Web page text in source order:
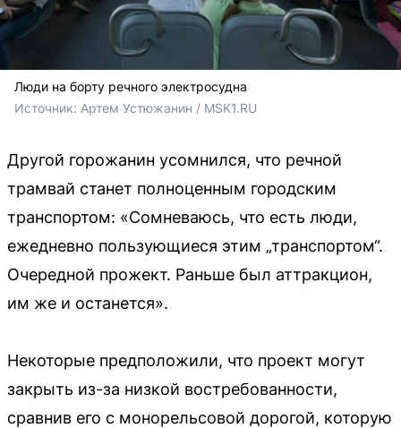
Люди на борту речного электросудна
Источник: Артем Устюжанин / MSK1.RU
Другой горожанин усомнился, что речной
трамвай станет полноценным городским
транспортом: «Сомневаюсь, что есть люди,
ежедневно пользующиеся этим „транспортом“.
Очередной прожект. Раньше был аттракцион,
им же и останется».
Некоторые предположили, что проект могут
закрыть из-за низкой востребованности,
сравнив его с монорельсовой дорогой, которую